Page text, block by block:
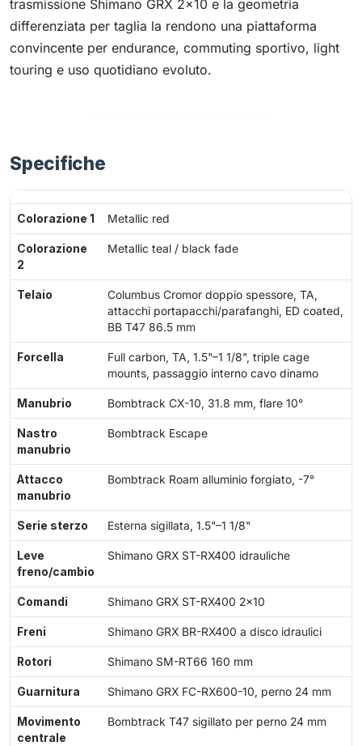
trasmissione Shimano GRX 2×10 e la geometria
differenziata per taglia la rendono una piattaforma
convincente per endurance, commuting sportivo, light
touring e uso quotidiano evoluto.
Specifiche
Colorazione 1 Metallic red
Colorazione
2
Metallic teal / black fade
Telaio
Columbus Cromor doppio spessore, TA,
attacchi portapacchi/parafanghi, ED coated,
BB T47 86.5 mm
Forcella
Full carbon, TA, 1.5"–1 1/8", triple cage
mounts, passaggio interno cavo dinamo
Manubrio Bombtrack CX-10, 31.8 mm, flare 10°
Nastro
manubrio
Bombtrack Escape
Attacco
manubrio
Bombtrack Roam alluminio forgiato, -7°
Serie sterzo Esterna sigillata, 1.5"–1 1/8"
Leve
freno/cambio
Shimano GRX ST-RX400 idrauliche
Comandi Shimano GRX ST-RX400 2×10
Freni Shimano GRX BR-RX400 a disco idraulici
Rotori Shimano SM-RT66 160 mm
Guarnitura Shimano GRX FC-RX600-10, perno 24 mm
Movimento
centrale
Bombtrack T47 sigillato per perno 24 mm